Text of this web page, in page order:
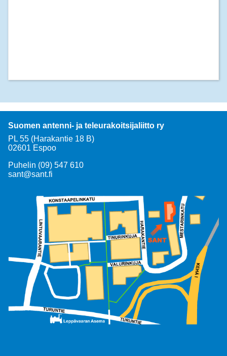
Suomen antenni- ja teleurakoitsijaliitto ry
PL 55 (Harakantie 18 B)
02601 Espoo
Puhelin (09) 547 610
sant@sant.fi